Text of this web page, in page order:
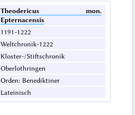
Theodericus mon.
Epternacensis
1191-1222
Weltchronik-1222
Kloster-/Stiftschronik
Oberlothringen
Orden: Benediktiner
Lateinisch